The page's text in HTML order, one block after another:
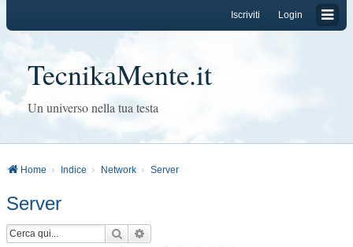
Login
Iscriviti
TecnikaMente.it
Un universo nella tua testa
Home Indice Network Server
Server
Cerca